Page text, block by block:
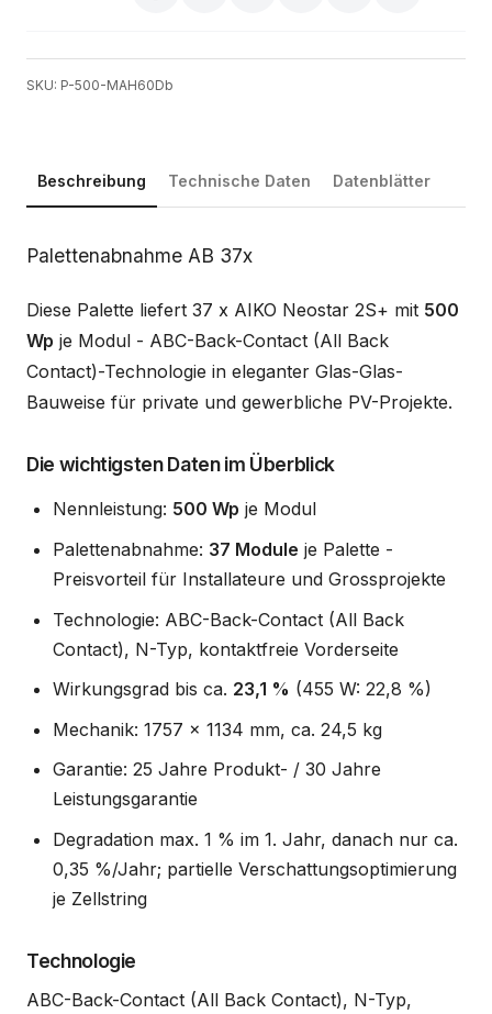
SKU: P-500-MAH60Db
Beschreibung Technische Daten Datenblätter
Beschreibung
Palettenabnahme AB 37x
Diese Palette liefert 37 x AIKO Neostar 2S+ mit 500
Wp je Modul - ABC-Back-Contact (All Back
Contact)-Technologie in eleganter Glas-Glas-
Bauweise für private und gewerbliche PV-Projekte.
Die wichtigsten Daten im Überblick
Nennleistung: 500 Wp je Modul
Palettenabnahme: 37 Module je Palette -
Preisvorteil für Installateure und Grossprojekte
Technologie: ABC-Back-Contact (All Back
Contact), N-Typ, kontaktfreie Vorderseite
Wirkungsgrad bis ca. 23,1 % (455 W: 22,8 %)
Mechanik: 1757 x 1134 mm, ca. 24,5 kg
Garantie: 25 Jahre Produkt- / 30 Jahre
Leistungsgarantie
Degradation max. 1 % im 1. Jahr, danach nur ca.
0,35 %/Jahr; partielle Verschattungsoptimierung
je Zellstring
Technologie
ABC-Back-Contact (All Back Contact), N-Typ,